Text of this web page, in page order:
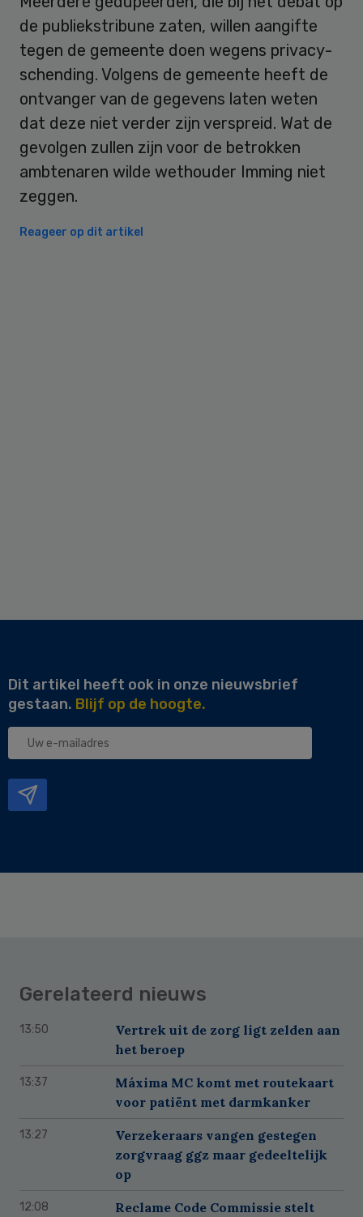
de publiekstribune zaten, willen aangifte
tegen de gemeente doen wegens privacy-
schending. Volgens de gemeente heeft de
ontvanger van de gegevens laten weten
dat deze niet verder zijn verspreid. Wat de
gevolgen zullen zijn voor de betrokken
ambtenaren wilde wethouder Imming niet
zeggen.
Reageer op dit artikel
Dit artikel heeft ook in onze nieuwsbrief
gestaan. Blijf op de hoogte.
Uw
Gerelateerd nieuws
13:50
Vertrek uit de zorg ligt zelden aan
het beroep
13:37
Máxima MC komt met routekaart
voor patiënt met darmkanker
13:27
Verzekeraars vangen gestegen
zorgvraag ggz maar gedeeltelijk
op
12:08
Reclame Code Commissie stelt